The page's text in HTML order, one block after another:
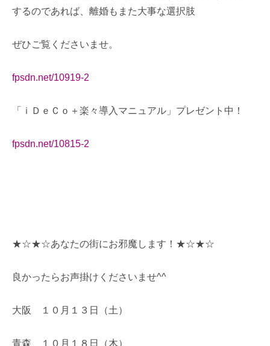
するのであれば、離婚もまた大事な選択肢
ぜひご覧くださいませ。
fpsdn.net/10919-2
「ｉＤｅＣｏ＋楽々導入マニュアル」プレゼント中！
fpsdn.net/10815-2
★☆★☆あなたの街にお邪魔します！★☆★☆
良かったらお声掛けくださいませ^^
大阪 １０月１３日（土）
青森 １０月１８日（木）